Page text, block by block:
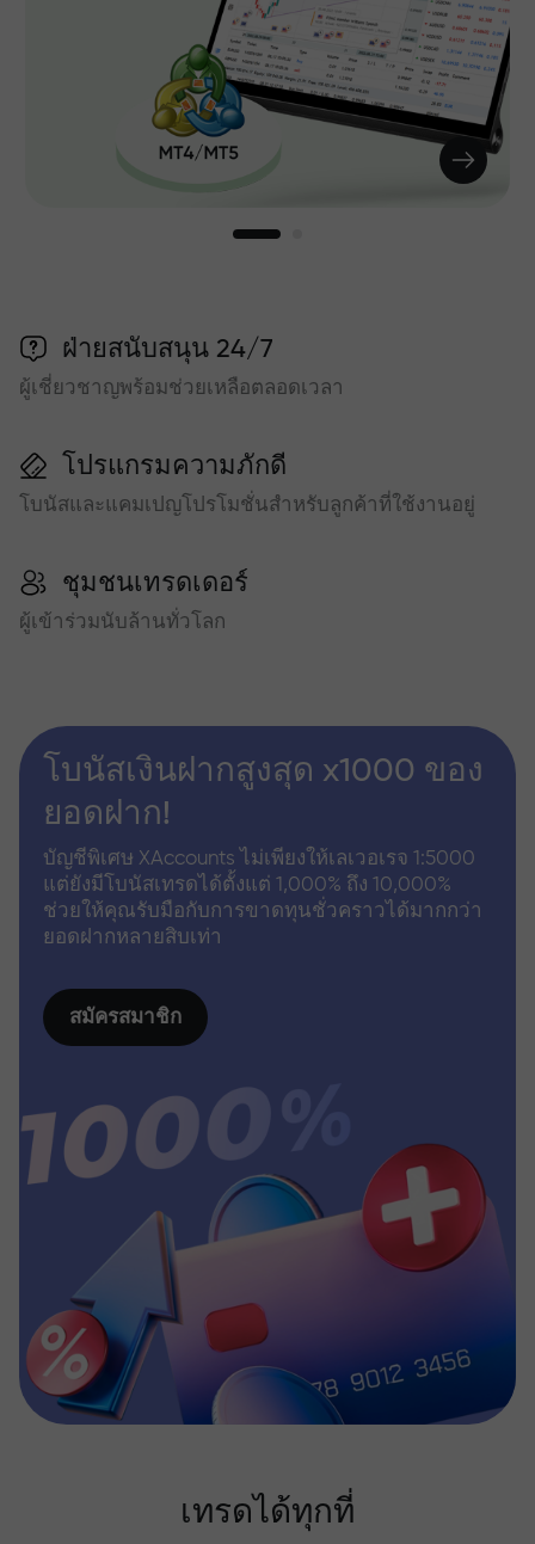
ฝ่ายสนับสนุน 24/7
ผู้เชี่ยวชาญพร้อมช่วยเหลือตลอดเวลา
โปรแกรมความภักดี
โบนัสและแคมเปญโปรโมชั่นสำหรับลูกค้าที่ใช้งานอยู่
ชุมชนเทรดเดอร์
ผู้เข้าร่วมนับล้านทั่วโลก
โบนัสเงินฝากสูงสุด x1000 ของ
ยอดฝาก!
บัญชีพิเศษ XAccounts ไม่เพียงให้เลเวอเรจ 1:5000
แต่ยังมีโบนัสเทรดได้ตั้งแต่ 1,000% ถึง 10,000%
ช่วยให้คุณรับมือกับการขาดทุนชั่วคราวได้มากกว่า
ยอดฝากหลายสิบเท่า
สมัครสมาชิก
เทรดได้ทุกที่